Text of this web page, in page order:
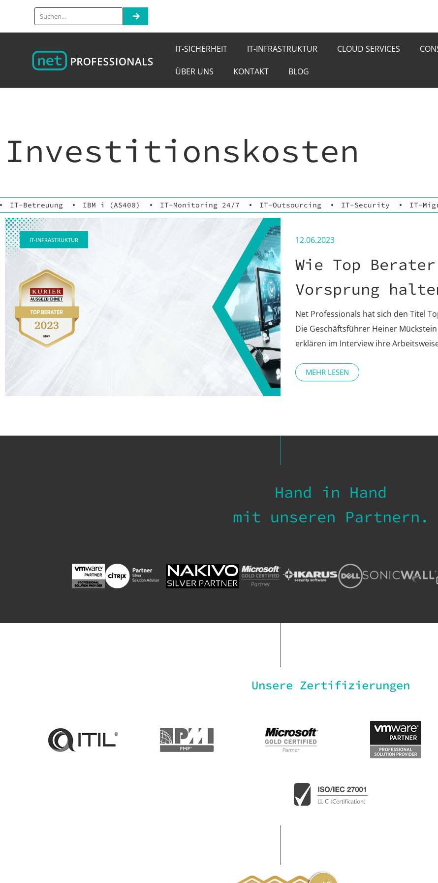
IT-SICHERHEIT IT-INFRASTRUKTUR CLOUD SERVICES
ÜBER UNS KONTAKT BLOG
Investitionskosten
IT-Betreuung IBM i (AS400) IT-Monitoring 24/7 IT-Outsourcing IT-Security IT-
IT-INFRASTRUKTUR 12.06.2023
Wie Top
Vorsprung
Net Professionals hat sich den Titel
Die Geschäftsführer Heiner
erklären im Interview ihre
MEHR LESEN
Hand in Hand
mit unseren Partnern.
Unsere Zertifizierungen